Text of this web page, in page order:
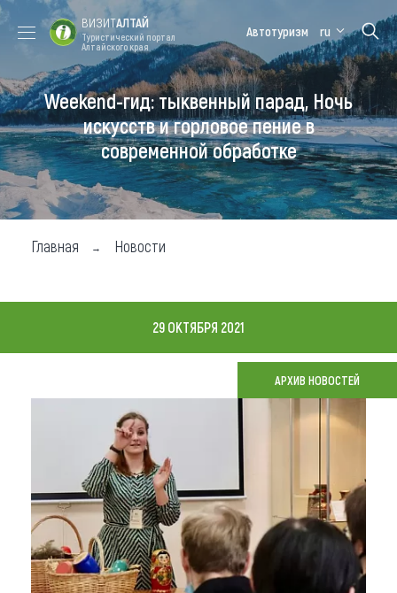
Форум VISIT
ALTAI
Цветение
маральника
Медицинский
форум
Алтайская
зимовка
Туры
Где побывать
Чем заняться
Карта
Что привезти (сувениры)
О регионе
Коллекция впечатлений
Другие рубрики
ВИЗИТАЛТАЙ
Туристический портал
Алтайского края
Автотуризм ru
Weekend-гид: тыквенный парад, Ночь
искусств и горловое пение в
современной обработке
Главная Новости
29 ОКТЯБРЯ 2021
АРХИВ НОВОСТЕЙ